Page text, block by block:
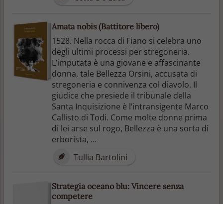
Amata nobis (Battitore libero)
1528. Nella rocca di Fiano si celebra uno
degli ultimi processi per stregoneria.
L’imputata è una giovane e affascinante
donna, tale Bellezza Orsini, accusata di
stregoneria e connivenza col diavolo. Il
giudice che presiede il tribunale della
Santa Inquisizione è l’intransigente Marco
Callisto di Todi. Come molte donne prima
di lei arse sul rogo, Bellezza è una sorta di
erborista, ...
Tullia Bartolini
Strategia oceano blu: Vincere senza
competere